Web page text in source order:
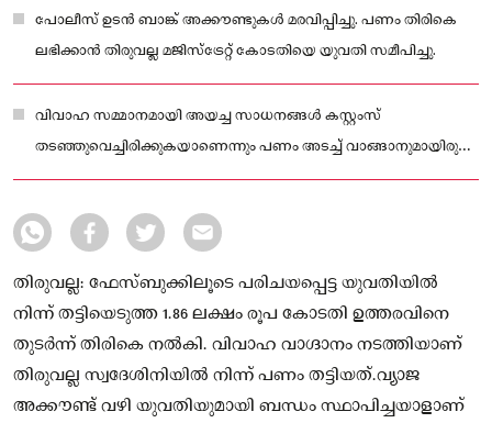
പോലീസ് ഉടൻ ബാങ്ക് അക്കൗണ്ടുകൾ മരവിപ്പിച്ചു. പണം തിരികെ
ലഭിക്കാൻ തിരുവല്ല മജിസ്ട്രേറ്റ് കോടതിയെ യുവതി സമീപിച്ചു.
വിവാഹ സമ്മാനമായി അയച്ച സാധനങ്ങൾ കസ്റ്റംസ്
തടഞ്ഞുവെച്ചിരിക്കുകയാണെന്നും പണം അടച്ച് വാങ്ങാനുമായിരുന്നു
യുവതിക്ക് ലഭിച്ച നിർദ്ദേശം. ഫേസ്ബുക്ക് അക്കൗണ്ട് വ്യാജമാണെന്ന്
തിരുവല്ല: ഫേസ്ബുക്കിലൂടെ പരിചയപ്പെട്ട യുവതിയിൽ
നിന്ന് തട്ടിയെടുത്ത 1.86 ലക്ഷം രൂപ കോടതി ഉത്തരവിനെ
തുടർന്ന് തിരികെ നൽകി. വിവാഹ വാഗ്ദാനം നടത്തിയാണ്
തിരുവല്ല സ്വദേശിനിയിൽ നിന്ന് പണം തട്ടിയത്.വ്യാജ
അക്കൗണ്ട് വഴി യുവതിയുമായി ബന്ധം സ്ഥാപിച്ചയാളാണ്